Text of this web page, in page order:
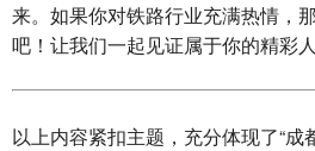
来。如果你对铁路行业充满热情，
吧！让我们一起见证属于你的精彩人
以上内容紧扣主题，充分体现了“成